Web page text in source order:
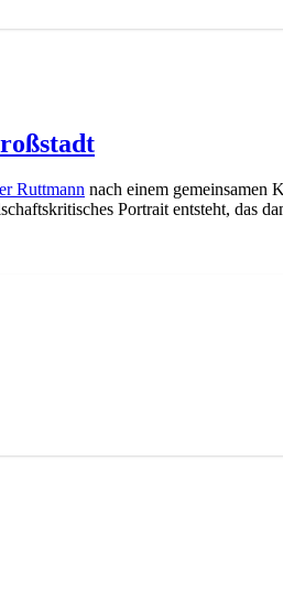
Ruttmann nach einem gemeinsamen
Portrait entsteht,